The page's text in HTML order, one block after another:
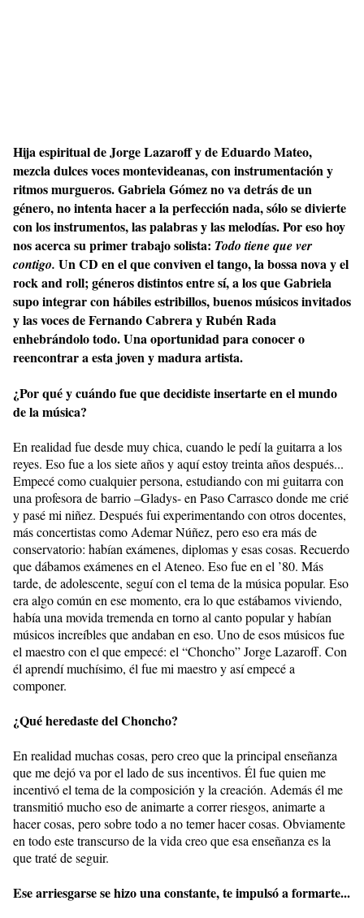
Hija espiritual de Jorge Lazaroff y de Eduardo Mateo,
mezcla dulces voces montevideanas, con instrumentación y
ritmos murgueros. Gabriela Gómez no va detrás de un
género, no intenta hacer a la perfección nada, sólo se divierte
con los instrumentos, las palabras y las melodías. Por eso hoy
nos acerca su primer trabajo solista: Todo tiene que ver
contigo. Un CD en el que conviven el tango, la bossa nova y el
rock and roll; géneros distintos entre sí, a los que Gabriela
supo integrar con hábiles estribillos, buenos músicos invitados
y las voces de Fernando Cabrera y Rubén Rada
enhebrándolo todo. Una oportunidad para conocer o
reencontrar a esta joven y madura artista.
¿Por qué y cuándo fue que decidiste insertarte en el mundo
de la música?
En realidad fue desde muy chica, cuando le pedí la guitarra a los
reyes. Eso fue a los siete años y aquí estoy treinta años después...
Empecé como cualquier persona, estudiando con mi guitarra con
una profesora de barrio –Gladys- en Paso Carrasco donde me crié
y pasé mi niñez. Después fui experimentando con otros docentes,
más concertistas como Ademar Núñez, pero eso era más de
conservatorio: habían exámenes, diplomas y esas cosas. Recuerdo
que dábamos exámenes en el Ateneo. Eso fue en el ’80. Más
tarde, de adolescente, seguí con el tema de la música popular. Eso
era algo común en ese momento, era lo que estábamos viviendo,
había una movida tremenda en torno al canto popular y habían
músicos increíbles que andaban en eso. Uno de esos músicos fue
el maestro con el que empecé: el “Choncho” Jorge Lazaroff. Con
él aprendí muchísimo, él fue mi maestro y así empecé a
componer.
¿Qué heredaste del Choncho?
En realidad muchas cosas, pero creo que la principal enseñanza
que me dejó va por el lado de sus incentivos. Él fue quien me
incentivó el tema de la composición y la creación. Además él me
transmitió mucho eso de animarte a correr riesgos, animarte a
hacer cosas, pero sobre todo a no temer hacer cosas. Obviamente
en todo este transcurso de la vida creo que esa enseñanza es la
que traté de seguir.
Ese arriesgarse se hizo una constante, te impulsó a formarte...